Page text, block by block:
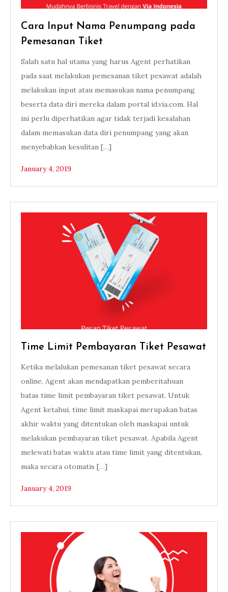
Cara Input Nama Penumpang pada
Pemesanan Tiket
Salah satu hal utama yang harus Agent perhatikan
pada saat melakukan pemesanan tiket pesawat adalah
melakukan input atau memasukan nama penumpang
beserta data diri mereka dalam portal id.via.com. Hal
ini perlu diperhatikan agar tidak terjadi kesalahan
dalam memasukan data diri penumpang yang akan
menyebabkan kesulitan […]
January 4, 2019
Time Limit Pembayaran Tiket Pesawat
Ketika melalukan pemesanan tiket pesawat secara
online, Agent akan mendapatkan pemberitahuan
batas time limit pembayaran tiket pesawat. Untuk
Agent ketahui, time limit maskapai merupakan batas
akhir waktu yang ditentukan oleh maskapai untuk
melakukan pembayaran tiket pesawat. Apabila Agent
melewati batas waktu atau time limit yang ditentukan,
maka secara otomatis […]
January 4, 2019